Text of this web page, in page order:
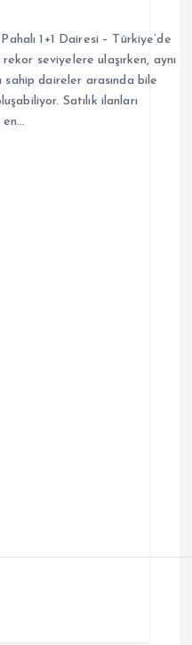
1+1 Dairesi – Türkiye’de
seviyelere ulaşırken, aynı
sahip daireler arasında bile
Satılık ilanları
en…